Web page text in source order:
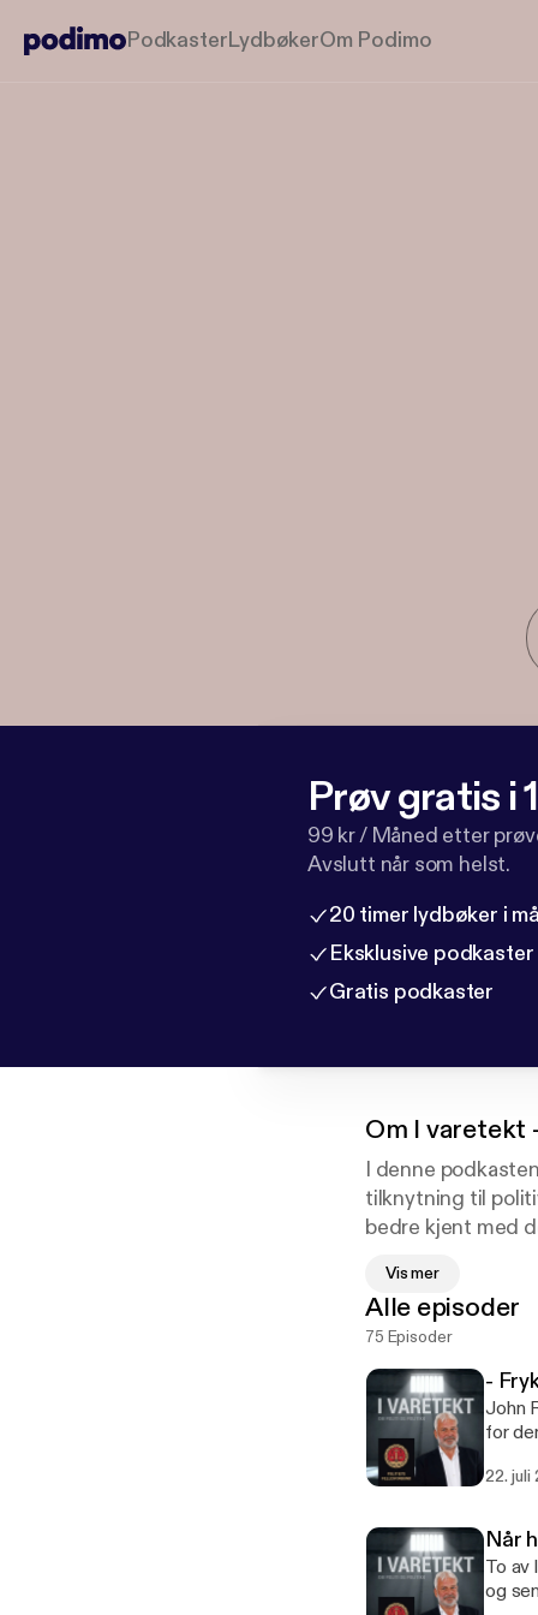
PodkasterLydbøkerOm Podimo
Prøv gratis i
99 kr / Måned etter
Avslutt når som helst.
20 timer lydbøker i
Eksklusive podkaster
Gratis podkaster
Om I varetekt
I denne
tilknytning til
bedre kjent med
virkeligheten.
Vis mer
Alle episoder
75 Episoder
-
John
for
sier
22. juli
Når
To av
og